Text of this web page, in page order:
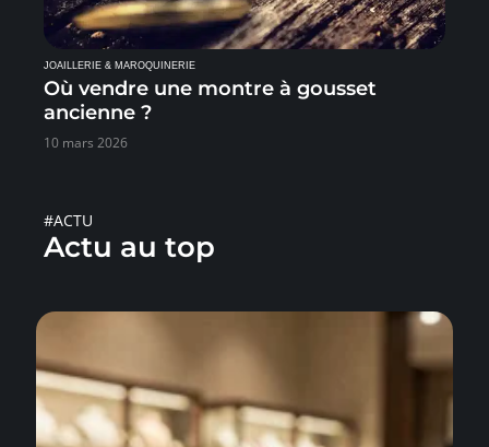
JOAILLERIE & MAROQUINERIE
Où vendre une montre à gousset
ancienne ?
10 mars 2026
#ACTU
Actu au top